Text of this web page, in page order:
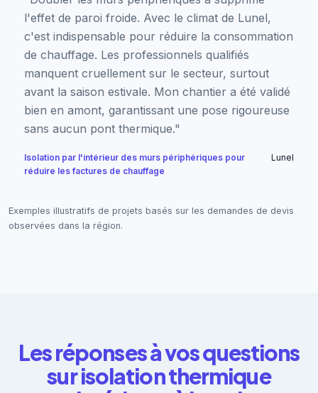
l'effet de paroi froide. Avec le climat de Lunel,
c'est indispensable pour réduire la consommation
de chauffage. Les professionnels qualifiés
manquent cruellement sur le secteur, surtout
avant la saison estivale. Mon chantier a été validé
bien en amont, garantissant une pose rigoureuse
sans aucun pont thermique."
Isolation par l'intérieur des murs périphériques pour
réduire les factures de chauffage
Lunel
Exemples illustratifs de projets basés sur les demandes de devis
observées dans la région.
Les réponses à vos questions
sur isolation thermique